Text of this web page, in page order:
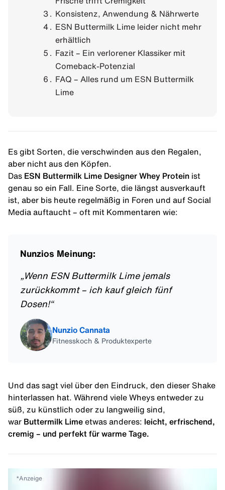
Konsistenz, Anwendung & Nährwerte
ESN Buttermilk Lime leider nicht mehr
erhältlich
Fazit – Ein verlorener Klassiker mit
Comeback-Potenzial
FAQ – Alles rund um ESN Buttermilk
Lime
Es gibt Sorten, die verschwinden aus den Regalen,
aber nicht aus den Köpfen.
Das ESN Buttermilk Lime Designer Whey Protein ist
genau so ein Fall. Eine Sorte, die längst ausverkauft
ist, aber bis heute regelmäßig in Foren und auf Social
Media auftaucht – oft mit Kommentaren wie:
Nunzios Meinung:
Wenn ESN Buttermilk Lime jemals
zurückkommt – ich kauf gleich fünf
Dosen!“
Nunzio Cannata
Fitnesskoch & Produktexperte
Und das sagt viel über den Eindruck, den dieser Shake
hinterlassen hat. Während viele Wheys entweder zu
süß, zu künstlich oder zu langweilig sind,
war Buttermilk Lime etwas anderes: leicht, erfrischend,
cremig – und perfekt für warme Tage.
*Anzeige